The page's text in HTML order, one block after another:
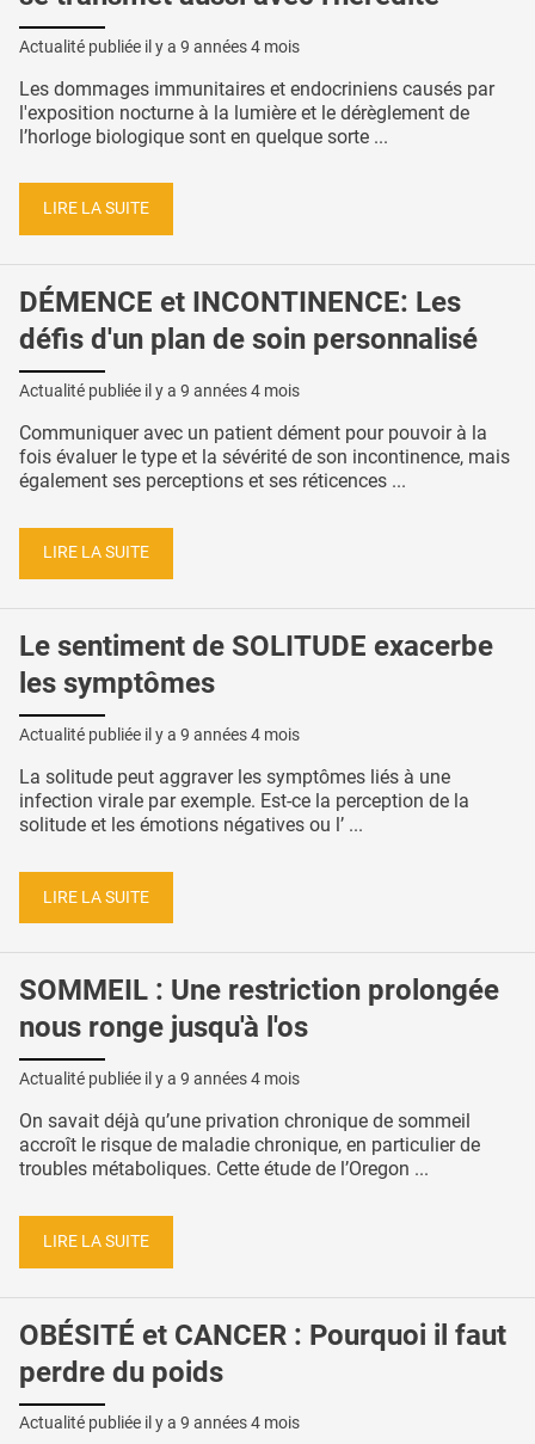
Actualité publiée il y a 9 années 4 mois
Les dommages immunitaires et endocriniens causés par
l'exposition nocturne à la lumière et le dérèglement de
l’horloge biologique sont en quelque sorte ...
LIRE LA SUITE
DÉMENCE et INCONTINENCE: Les
défis d'un plan de soin personnalisé
Actualité publiée il y a 9 années 4 mois
Communiquer avec un patient dément pour pouvoir à la
fois évaluer le type et la sévérité de son incontinence, mais
également ses perceptions et ses réticences ...
LIRE LA SUITE
Le sentiment de SOLITUDE exacerbe
les symptômes
Actualité publiée il y a 9 années 4 mois
La solitude peut aggraver les symptômes liés à une
infection virale par exemple. Est-ce la perception de la
solitude et les émotions négatives ou l’ ...
LIRE LA SUITE
SOMMEIL : Une restriction prolongée
nous ronge jusqu'à l'os
Actualité publiée il y a 9 années 4 mois
On savait déjà qu’une privation chronique de sommeil
accroît le risque de maladie chronique, en particulier de
troubles métaboliques. Cette étude de l’Oregon ...
LIRE LA SUITE
OBÉSITÉ et CANCER : Pourquoi il faut
perdre du poids
Actualité publiée il y a 9 années 4 mois